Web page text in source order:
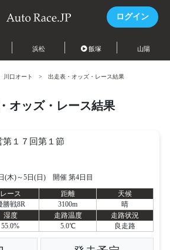
ログイン
浜松 飯塚 山陽
川口オート 出走表・オッズ・レース結果
オッズ・レース結果
１７回第１節
(木)～5日(日) 開催 第4日目
レース 距離
天候
勝戦8R 3100m
晴
湿度 走路温度
走路状況
55.0% 5.0℃ 良走路